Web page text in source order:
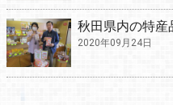
秋田県内の特産
2020年09月24日